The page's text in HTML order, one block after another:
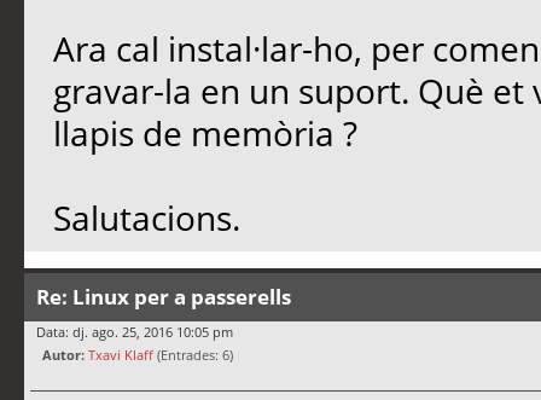
Ara cal instal·lar-ho, per
gravar-la en un suport. Què et
llapis de memòria ?
Salutacions.
Re: Linux per a passerells
Data: dj. ago. 25, 2016 10:05 pm
Autor: Txavi Klaff (Entrades: 6)